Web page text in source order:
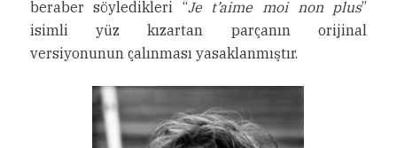
beraber söyledikleri “Je t’aime moi non plus”
isimli yüz kızartan parçanın orijinal
versiyonunun çalınması yasaklanmıştır.